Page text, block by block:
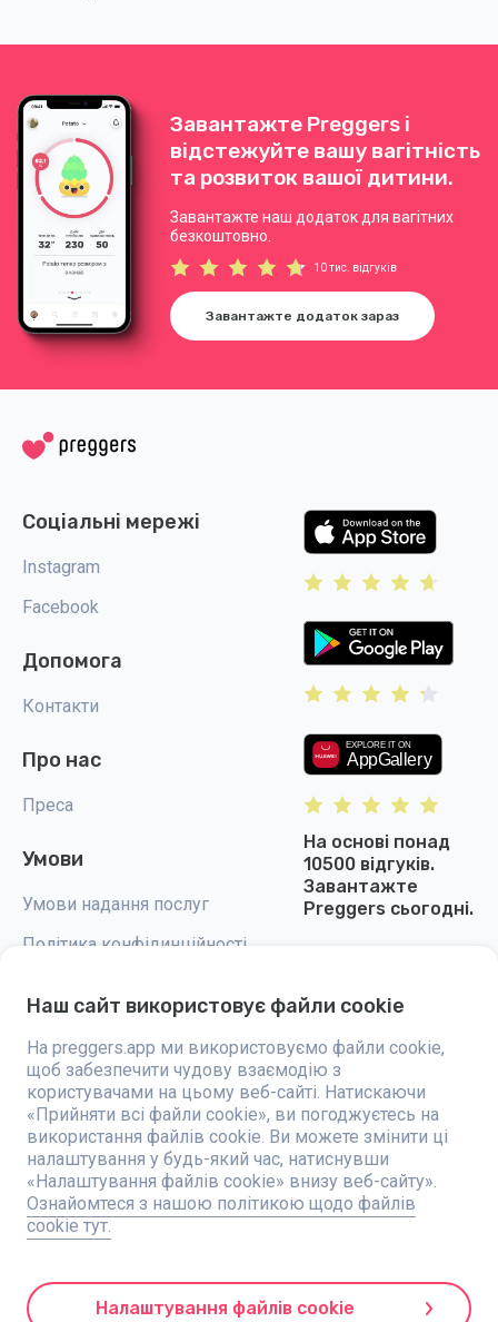
Завантажте Preggers і
відстежуйте вашу вагітність
та розвиток вашої дитини.
Завантажте наш додаток для вагітних
безкоштовно.
10 тис. відгуків
Завантажте додаток зараз
Соціальні мережі
Instagram
Facebook
Допомога
Контакти
Про нас
Преса
Умови
Умови надання послуг
Політика конфідинційності
На основі понад
10500 відгуків.
Завантажте
Preggers сьогодні.
Preggers — це додаток, створений шведською компанією Stroller AB у
2017 році, спрямований на полегшення батьківства для майбутніх та
новоспечених батьків у всьому світі. Завдяки різноманітній команді
та співпраці з експертами, були розроблені зручні у використанні
додатки, якими користуються понад два мільйони людей. Preggers
пропонує унікальний 3D-досвід, надаючи персоналізовані оновлення,
поради та інструменти для кожного етапу вагітності. Додаток також
підтримує новоспечених батьків практичними порадами щодо
догляду за новонародженими. Завдяки інклюзивності Preggers
ресурсом. Компанія Stroller AB прагне до інновацій і розширює свої
пропозиції, щоб задовольнити зростаючі потреби батьків.
Наш сайт використовує файли cookie
На preggers.app ми використовуємо файли cookie,
щоб забезпечити чудову взаємодію з
користувачами на цьому веб-сайті. Натискаючи
«Прийняти всі файли cookie», ви погоджуєтесь на
використання файлів cookie. Ви можете змінити ці
налаштування у будь-який час, натиснувши
«Налаштування файлів cookie» внизу веб-сайту».
Ознайомтеся з нашою політикою щодо файлів
cookie тут.
Налаштування файлів cookie